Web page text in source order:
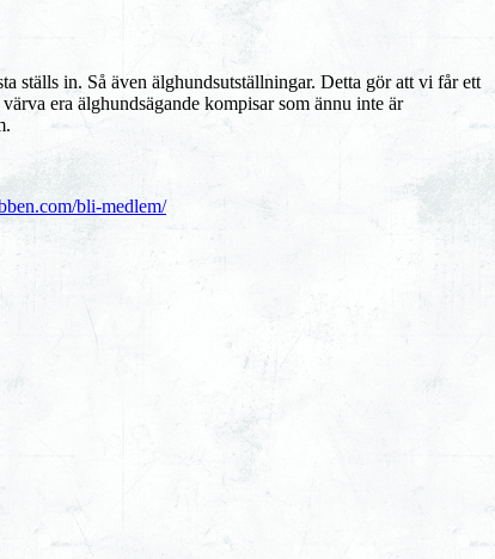
ställs in. Så även älghundsutställningar. Detta gör att vi får ett
era älghundsägande kompisar som ännu inte är
bli-medlem/